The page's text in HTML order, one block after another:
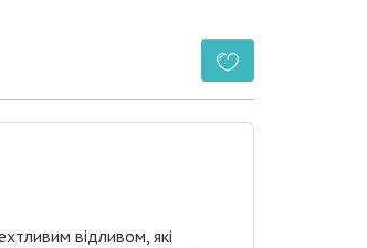
відливом, які